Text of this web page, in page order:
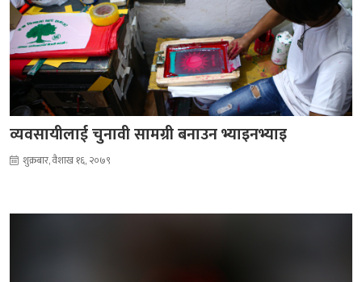
व्यवसायीलाई चुनावी सामग्री बनाउन भ्याइनभ्याइ
शुक्रबार, वैशाख १६, २०७९